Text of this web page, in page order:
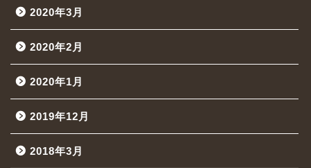
2020年3月
2020年2月
2020年1月
2019年12月
2018年3月